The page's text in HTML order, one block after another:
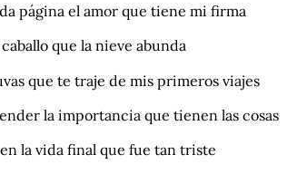
página el amor que tiene mi firma
que la nieve abunda
que te traje de mis primeros viajes
la importancia que tienen las cosas
la vida final que fue tan triste